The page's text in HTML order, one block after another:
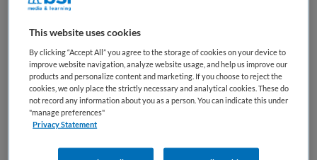
FlexClinics
Fulltime
Niet nader bepaald
Over Flexclinics Flexclinics is een zelfstandig
behandelcentrum (ZBC), dat is gespecialiseerd in
This website uses cookies
By clicking “Accept All” you agree to the storage of cookies on your device to
improve website navigation, analyze website usage, and help us improve our
products and personalize content and marketing. If you choose to reject the
cookies, we only place the strictly necessary and analytical cookies. These do
not record any information about you as a person. You can indicate this under
"manage preferences"
Privacy Statement